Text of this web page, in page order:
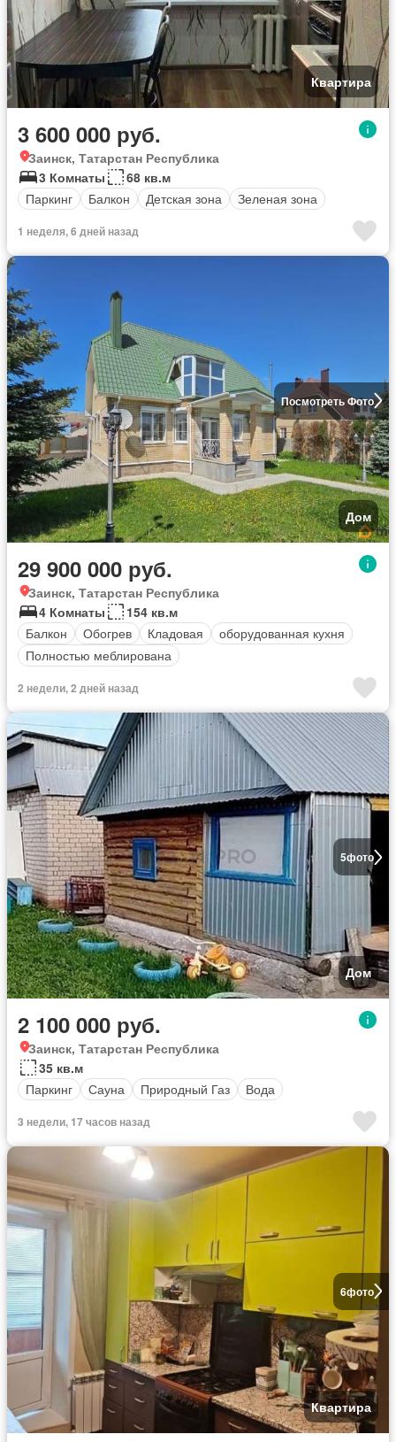
Квартира
3 600 000 руб.
Заинск, Татарстан Республика
3 Комнаты
68 кв.м
Паркинг
Балкон Детская зона Зеленая зона
1 неделя, 6 дней назад
Посмотреть Фото
Дом
29 900 000 руб.
Заинск, Татарстан Республика
4 Комнаты
154 кв.м
Балкон
Обогрев Кладовая
оборудованная кухня
Полностью меблирована
2 недели, 2 дней назад
5фото
Дом
2 100 000 руб.
Заинск, Татарстан Республика
35 кв.м
Паркинг
Сауна Природный Газ Вода
3 недели, 17 часов назад
6фото
Квартира